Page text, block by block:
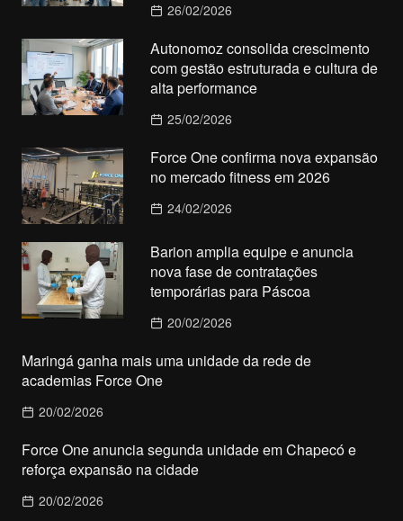
26/02/2026
Autonomoz consolida crescimento
com gestão estruturada e cultura de
alta performance
25/02/2026
Force One confirma nova expansão
no mercado fitness em 2026
24/02/2026
Barion amplia equipe e anuncia
nova fase de contratações
temporárias para Páscoa
20/02/2026
Maringá ganha mais uma unidade da rede de
academias Force One
20/02/2026
Force One anuncia segunda unidade em Chapecó e
reforça expansão na cidade
20/02/2026